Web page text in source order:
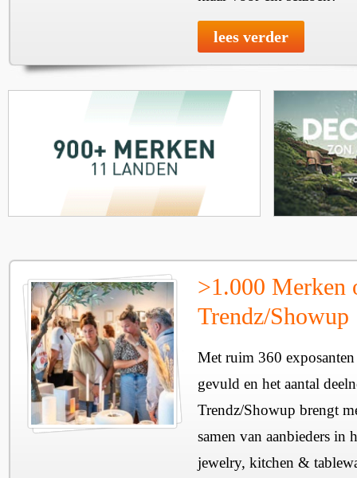
lees verder
>1.000 Merken
Trendz/Showup
Met ruim 360
gevuld en het aantal
Trendz/Showup brengt
samen van aanbieders in
jewelry, kitchen &